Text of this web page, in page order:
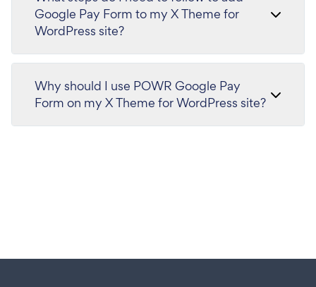
Google Pay Form to my X Theme for
WordPress site?
Why should I use POWR Google Pay
Form on my X Theme for WordPress site?